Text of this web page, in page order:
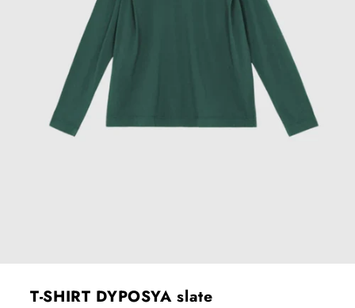
T-SHIRT DYPOSYA slate